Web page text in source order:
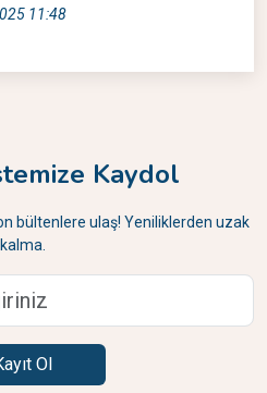
11:48
Kaydol
bültenlere ulaş! Yeniliklerden uzak
kalma.
Ol